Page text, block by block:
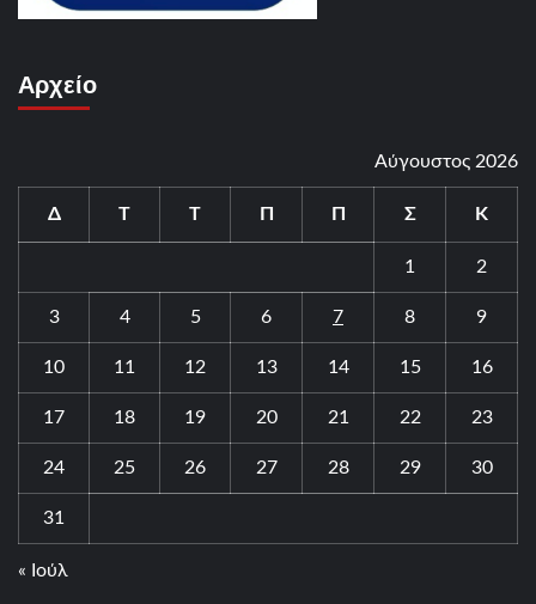
Αρχείο
Αύγουστος 2026
Δ Τ Τ Π Π Σ Κ
1 2
3 4 5 6 7 8 9
10 11 12 13 14 15 16
17 18 19 20 21 22 23
24 25 26 27 28 29 30
31
« Ιούλ